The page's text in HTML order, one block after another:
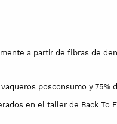
a partir de fibras de
posconsumo y 75%
en el taller de Back To